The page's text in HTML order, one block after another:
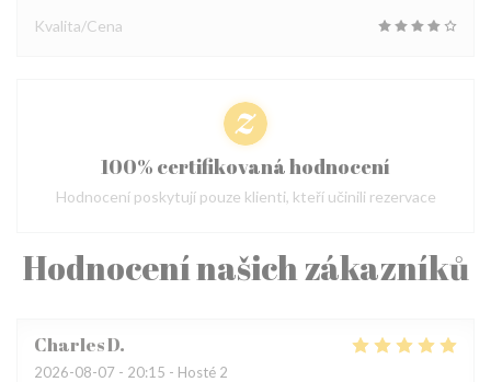
Hodnocení našich zákazníků
CharlesD
2026-08-07 - 20:15 - Hosté 2
Kvalita/Cena
100% certifikovaná hodnocení
Hodnocení poskytují pouze klienti, kteří učinili rezervace